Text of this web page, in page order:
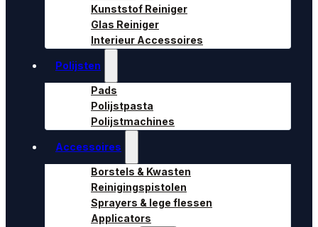
Kunststof Reiniger
Glas Reiniger
Interieur Accessoires
Polijsten
Pads
Polijstpasta
Polijstmachines
Accessoires
Borstels & Kwasten
Reinigingspistolen
Sprayers & lege flessen
Applicators